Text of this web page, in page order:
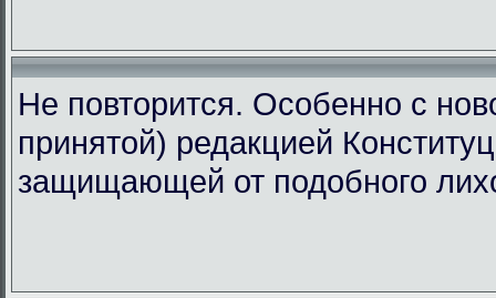
Не повторится. Особенно с
принятой) редакцией
защищающей от подобного